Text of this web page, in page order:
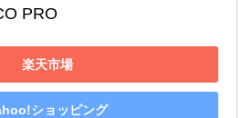
PRO
楽天市場
ショッピング